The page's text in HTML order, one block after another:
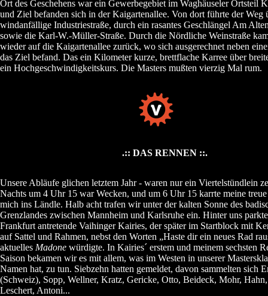
Ort des Geschehens war ein Gewerbegebiet im Waghäuseler Ortsteil
und Ziel befanden sich in der Kaigartenallee. Von dort führte der Weg
windanfällige Industriestraße, durch ein rasantes Geschlängel Am
sowie die Karl-W.-Müller-Straße. Durch die Nördliche Weinstraße
wieder auf die Kaigartenallee zurück, wo sich ausgerechnet neben
das Ziel befand. Das ein Kilometer kurze, brettflache Karree über
ein Hochgeschwindigkeitskurs. Die Masters mußten vierzig Mal rum.
.:: DAS RENNEN ::.
Unsere Abläufe glichen letztem Jahr - waren nur ein Viertelstündlein
Nachts um 4 Uhr 15 war Wecken, und um 6 Uhr 15 karrte meine treue
mich ins Ländle. Halb acht trafen wir unter der kalten Sonne des
Grenzlandes zwischen Mannheim und Karlsruhe ein. Hinter uns
Frankfurt antretende Vaihinger Kairies, der später im Startblock mit
auf Sattel und Rahmen, nebst den Worten „Haste dir ein neues Rad
aktuelles Madone würdigte. In Kairies´ erstem und meinem sechsten
Saison bekamen wir es mit allem, was im Westen in unserer
Namen hat, zu tun. Siebzehn hatten gemeldet, davon sammelten sich
(Schweiz), Sopp, Wellner, Kratz, Gericke, Otto, Beideck, Mohr,
Leschert, Antoni...